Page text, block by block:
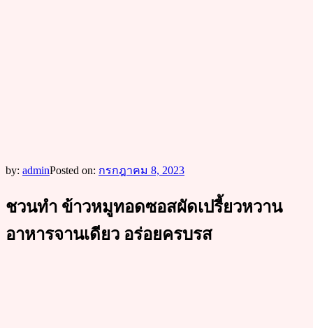
by: adminPosted on: กรกฎาคม 8, 2023
ชวนทำ ข้าวหมูทอดซอสผัดเปรี้ยวหวาน
อาหารจานเดียว อร่อยครบรส